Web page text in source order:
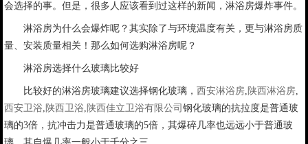
会选择的事。但是，很多人应该看到过这样的新闻，淋浴房爆炸事件。
淋浴房为什么会爆炸呢？其实除了与环境温度有关，更与淋浴房质
量、安装质量相关！那么如何选购淋浴房呢？
淋浴房选择什么玻璃比较好
比较好的淋浴房玻璃建议选择钢化玻璃， 西安淋浴房, 陕西淋浴房,
西安卫浴, 陕西卫浴, 陕西佳立卫浴有限公司 钢化玻璃的抗拉度是普通玻
璃的3倍，抗冲击力是普通玻璃的5倍，其爆碎几率也远远小于普通玻